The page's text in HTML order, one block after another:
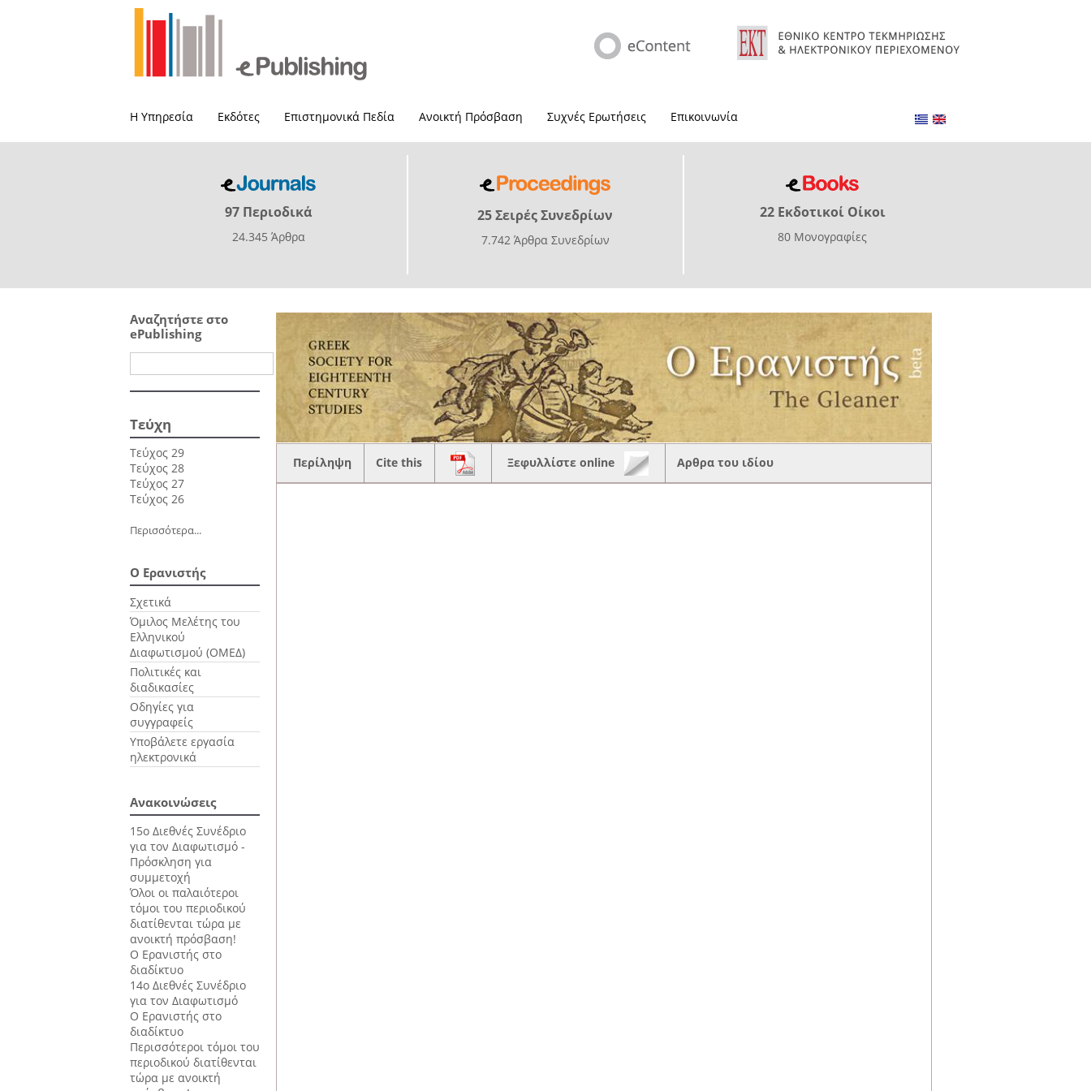
Η Υπηρεσία Εκδότες Επιστημονικά Πεδία Ανοικτή Πρόσβαση Συχνές Ερωτήσεις Επικοινωνία
97 Περιοδικά
24.345 Άρθρα
25 Σειρές Συνεδρίων
7.742 Άρθρα Συνεδρίων
22 Εκδοτικοί Οίκοι
80 Μονογραφίες
Αναζητήστε στο
ePublishing
Τεύχη
Τεύχος 29
Τεύχος 28
Τεύχος 27
Τεύχος 26
Περισσότερα...
Ο Ερανιστής
Σχετικά
Όμιλος Μελέτης του
Ελληνικού
Διαφωτισμού (ΟΜΕΔ)
Πολιτικές και
διαδικασίες
Οδηγίες για
συγγραφείς
Υποβάλετε εργασία
ηλεκτρονικά
Ανακοινώσεις
15ο Διεθνές Συνέδριο
για τον Διαφωτισμό -
Πρόσκληση για
συμμετοχή
Όλοι οι παλαιότεροι
τόμοι του περιοδικού
διατίθενται τώρα με
ανοικτή πρόσβαση!
Ο Ερανιστής στο
διαδίκτυο
14ο Διεθνές Συνέδριο
για τον Διαφωτισμό
Ο Ερανιστής στο
διαδίκτυο
Περισσότεροι τόμοι του
περιοδικού διατίθενται
τώρα με ανοικτή
Περίληψη Cite this Ξεφυλλίστε online Αρθρα του ιδίου